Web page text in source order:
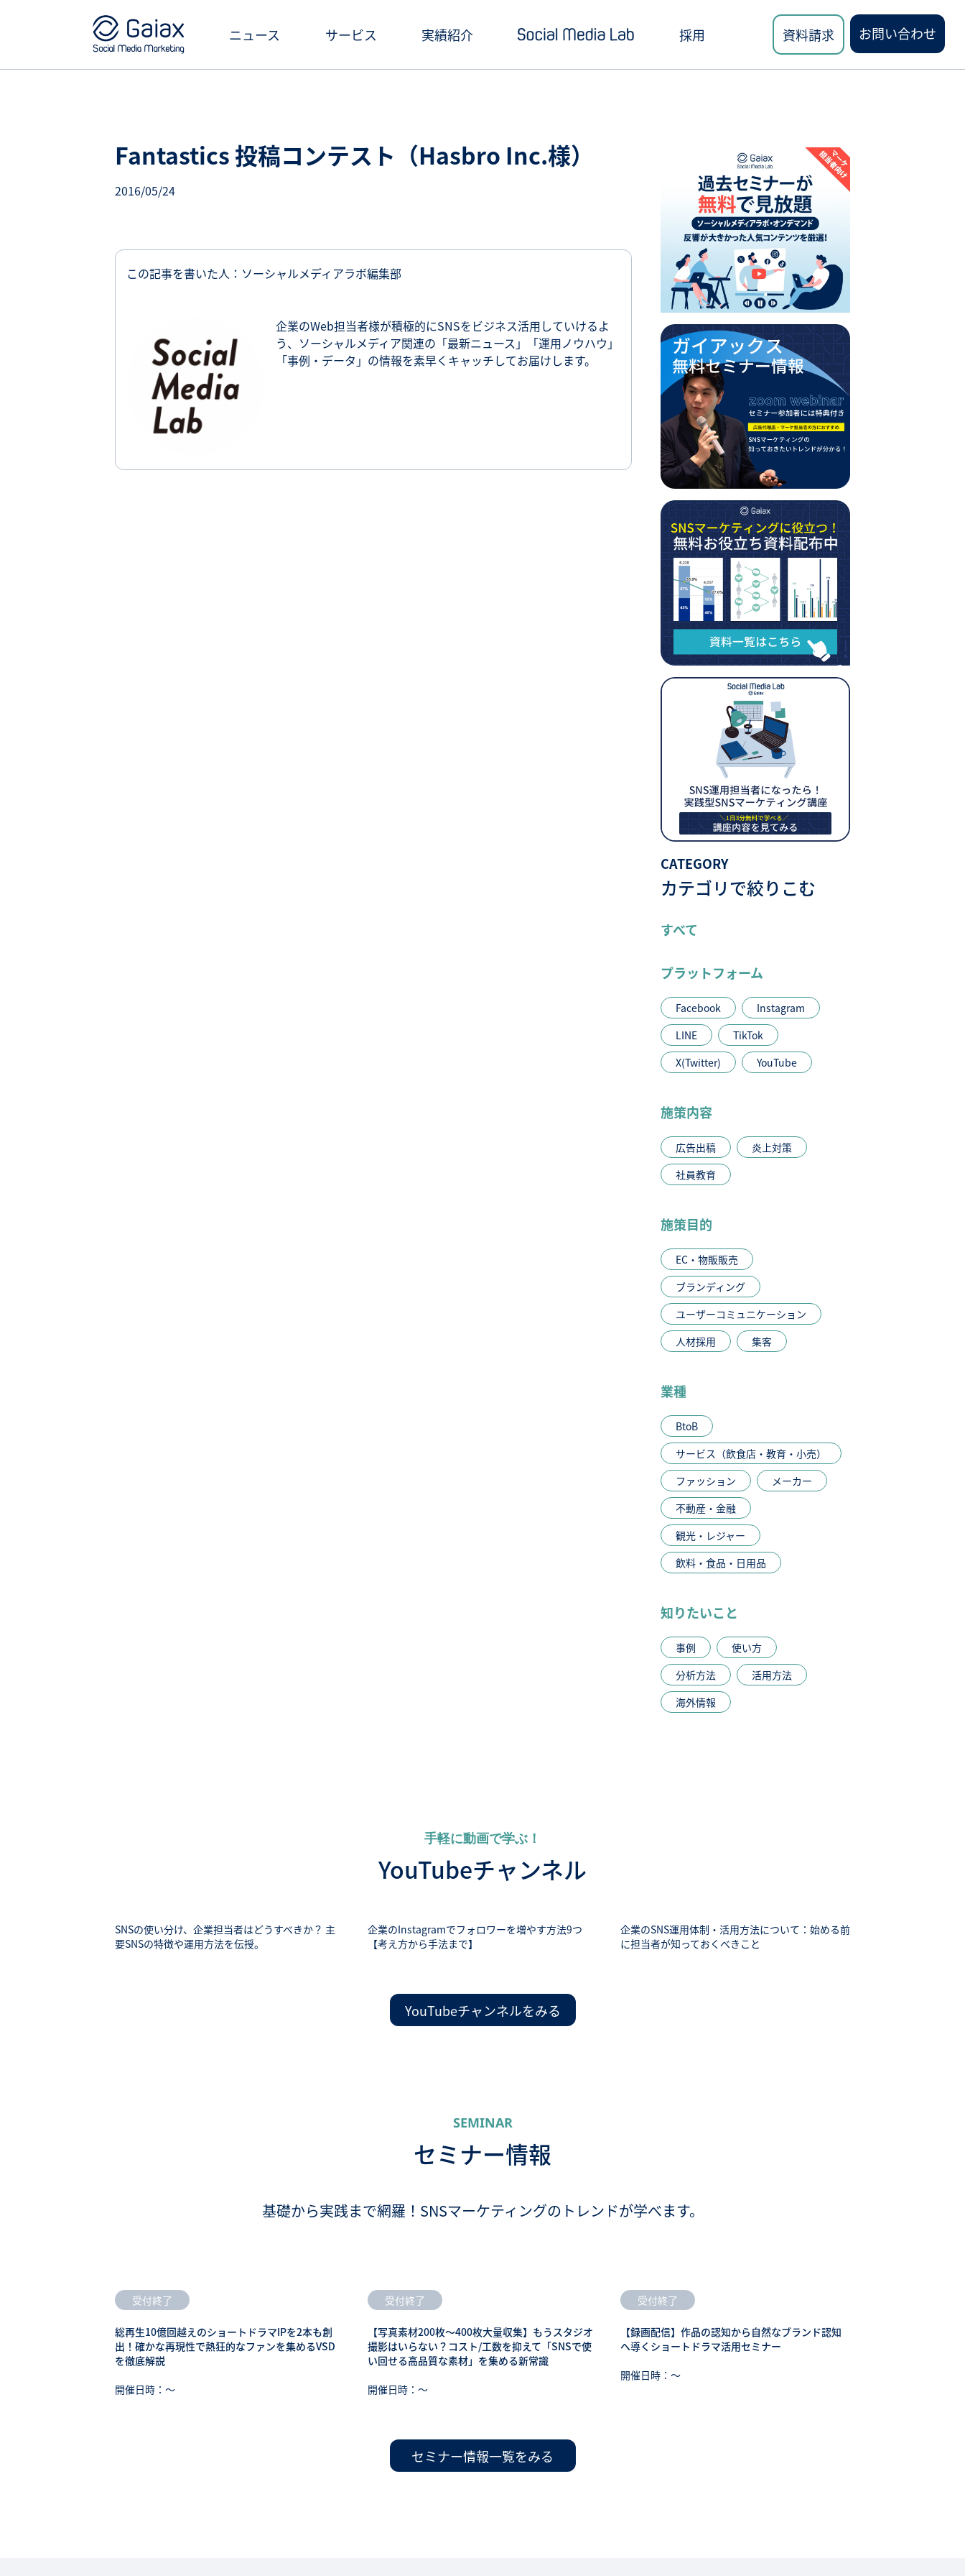
ニュース サービス
クリエイティブ制作・撮影
インフルエンサーPR
SNS勉強会・eラーニング
実績紹介
お役立ち資料ダウンロード
採用 資料請求 お問い合わせ
Fantastics 投稿コンテスト（Hasbro Inc.様）
2016/05/24
この記事を書いた人：ソーシャルメディアラボ編集部
企業のWeb担当者様が積極的にSNSをビジネス活用していけるよ
う、ソーシャルメディア関連の「最新ニュース」「運用ノウハウ」
「事例・データ」の情報を素早くキャッチしてお届けします。
CATEGORY
カテゴリで絞りこむ
すべて
プラットフォーム
Facebook
Instagram
LINE
TikTok
X(Twitter)
YouTube
施策内容
広告出稿
炎上対策
社員教育
施策目的
EC・物販販売
ブランディング
ユーザーコミュニケーション
人材採用
集客
業種
BtoB
サービス（飲食店・教育・小売）
ファッション
メーカー
不動産・金融
観光・レジャー
飲料・食品・日用品
知りたいこと
事例
使い方
分析方法
活用方法
海外情報
手軽に動画で学ぶ！
YouTubeチャンネル
SNSの使い分け、企業担当者はどうすべきか？ 主
要SNSの特徴や運用方法を伝授。
企業のInstagramでフォロワーを増やす方法9つ
【考え方から手法まで】
企業のSNS運用体制・活用方法について：始める前
に担当者が知っておくべきこと
YouTubeチャンネルをみる
SEMINAR
セミナー情報
基礎から実践まで網羅！SNSマーケティングのトレンドが学べます。
受付終了
総再生10億回越えのショートドラマIPを2本も創
出！確かな再現性で熱狂的なファンを集めるVSD
を徹底解説
開催日時：〜
受付終了
【写真素材200枚～400枚大量収集】もうスタジオ
撮影はいらない？コスト/工数を抑えて「SNSで使
い回せる高品質な素材」を集める新常識
開催日時：〜
受付終了
【録画配信】作品の認知から自然なブランド認知
へ導くショートドラマ活用セミナー
開催日時：〜
セミナー情報一覧をみる